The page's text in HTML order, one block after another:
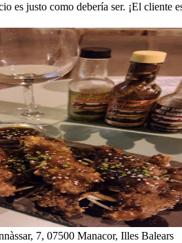
es justo como debería ser. ¡El cliente
7, 07500 Manacor, Illes Balears